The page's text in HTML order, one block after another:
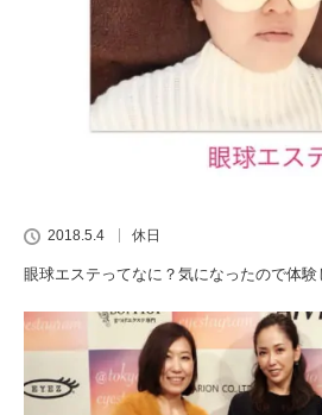
2018.5.4 休日
眼球エステってなに？気になったので体験